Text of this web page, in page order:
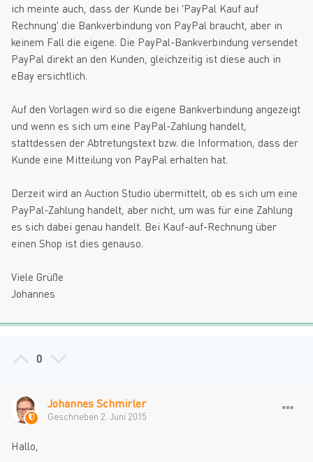
ich meinte auch, dass der Kunde bei 'PayPal Kauf auf
Rechnung' die Bankverbindung von PayPal braucht, aber in
keinem Fall die eigene. Die PayPal-Bankverbindung versendet
PayPal direkt an den Kunden, gleichzeitig ist diese auch in
eBay ersichtlich.
Auf den Vorlagen wird so die eigene Bankverbindung angezeigt
und wenn es sich um eine PayPal-Zahlung handelt,
stattdessen der Abtretungstext bzw. die Information, dass der
Kunde eine Mitteilung von PayPal erhalten hat.
Derzeit wird an Auction Studio übermittelt, ob es sich um eine
PayPal-Zahlung handelt, aber nicht, um was für eine Zahlung
es sich dabei genau handelt. Bei Kauf-auf-Rechnung über
einen Shop ist dies genauso.
Viele Grüße
Johannes
0
Johannes Schmirler
Geschrieben 2. Juni 2015
Hallo,